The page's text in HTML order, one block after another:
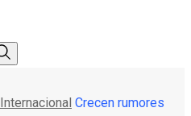
Internacional Crecen rumores